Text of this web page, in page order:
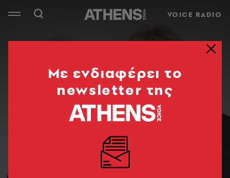
VOICE RADIO
Mε ενδιαφέρει το
newsletter της